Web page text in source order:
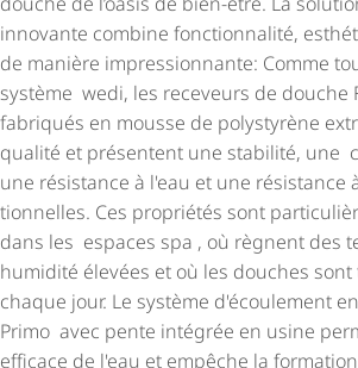
innovante combine fonctionnalité,
de manière impres­sion­nante: Comme
système wedi, les receveurs de douche
fabriqués en mousse de polystyrène
qualité et présentent une stabilité, une
une résistance à l'eau et une
tion­nelles. Ces propriétés sont
dans les espaces spa , où règnent des
humidité élevées et où les douches
chaque jour. Le système d'écoulement
Primo avec pente intégrée en usine
efficace de l'eau et empêche la